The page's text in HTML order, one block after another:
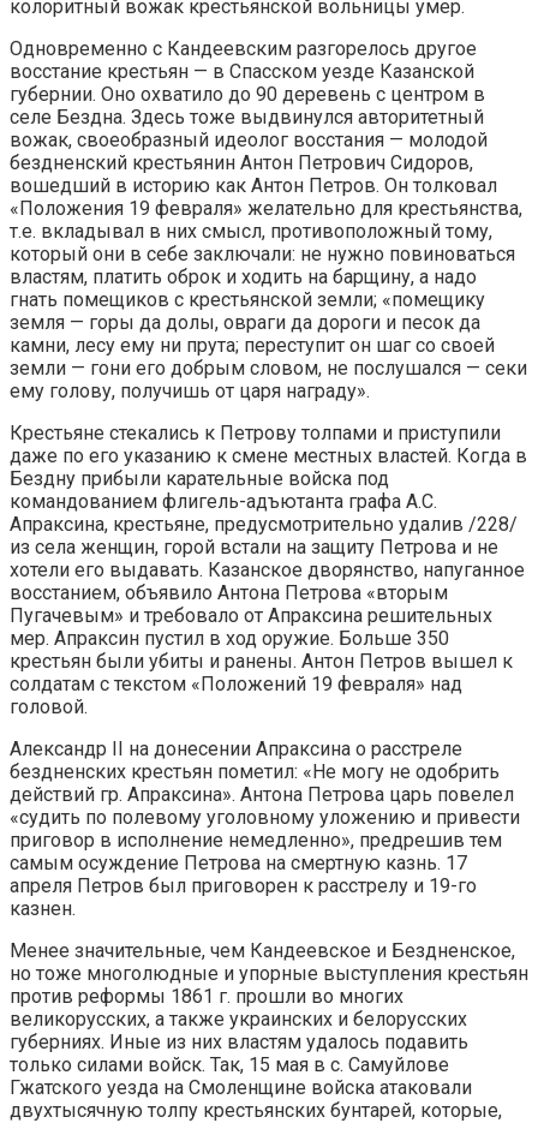
колоритный вожак крестьянской вольницы умер.
Одновременно с Кандеевским разгорелось другое
восстание крестьян — в Спасском уезде Казанской
губернии. Оно охватило до 90 деревень с центром в
селе Бездна. Здесь тоже выдвинулся авторитетный
вожак, своеобразный идеолог восстания — молодой
бездненский крестьянин Антон Петрович Сидоров,
вошедший в историю как Антон Петров. Он толковал
«Положения 19 февраля» желательно для крестьянства,
т.е. вкладывал в них смысл, противоположный тому,
который они в себе заключали: не нужно повиноваться
властям, платить оброк и ходить на барщину, а надо
гнать помещиков с крестьянской земли; «помещику
земля — горы да долы, овраги да дороги и песок да
камни, лесу ему ни прута; переступит он шаг со своей
земли — гони его добрым словом, не послушался — секи
ему голову, получишь от царя награду».
Крестьяне стекались к Петрову толпами и приступили
даже по его указанию к смене местных властей. Когда в
Бездну прибыли карательные войска под
командованием флигель-адъютанта графа А.С.
Апраксина, крестьяне, предусмотрительно удалив /228/
из села женщин, горой встали на защиту Петрова и не
хотели его выдавать. Казанское дворянство, напуганное
восстанием, объявило Антона Петрова «вторым
Пугачевым» и требовало от Апраксина решительных
мер. Апраксин пустил в ход оружие. Больше 350
крестьян были убиты и ранены. Антон Петров вышел к
солдатам с текстом «Положений 19 февраля» над
головой.
Александр II на донесении Апраксина о расстреле
бездненских крестьян пометил: «Не могу не одобрить
действий гр. Апраксина». Антона Петрова царь повелел
«судить по полевому уголовному уложению и привести
приговор в исполнение немедленно», предрешив тем
самым осуждение Петрова на смертную казнь. 17
апреля Петров был приговорен к расстрелу и 19-го
казнен.
Менее значительные, чем Кандеевское и Бездненское,
но тоже многолюдные и упорные выступления крестьян
против реформы 1861 г. прошли во многих
великорусских, а также украинских и белорусских
губерниях. Иные из них властям удалось подавить
только силами войск. Так, 15 мая в с. Самуйлове
Гжатского уезда на Смоленщине войска атаковали
двухтысячную толпу крестьянских бунтарей, которые,